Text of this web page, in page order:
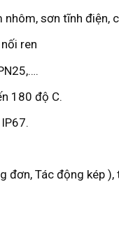
nhôm, sơn tĩnh điện,
ren
180 độ C.
đơn, Tác động kép ),